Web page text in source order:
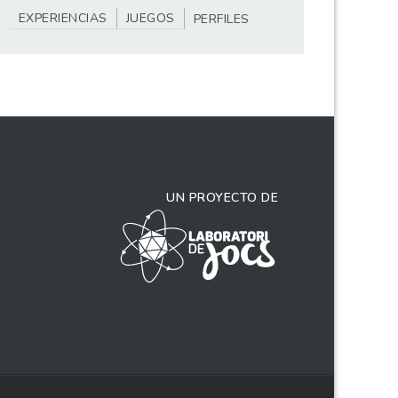
EXPERIENCIAS JUEGOS PERFILES
UN PROYECTO DE